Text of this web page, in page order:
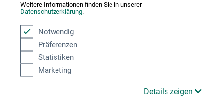
Weitere Informationen finden Sie in unserer
Datenschutzerklärung.
Notwendig
Präferenzen
Statistiken
Marketing
Details zeigen
Das sagen unsere Kunden